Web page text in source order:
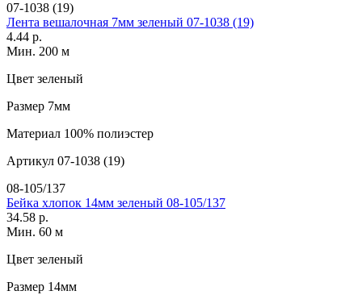
07-1038 (19)
Лента вешалочная 7мм зеленый 07-1038 (19)
4.44 р.
Мин. 200 м
Цвет зеленый
Размер 7мм
Материал 100% полиэстер
Артикул 07-1038 (19)
08-105/137
Бейка хлопок 14мм зеленый 08-105/137
34.58 р.
Мин. 60 м
Цвет зеленый
Размер 14мм